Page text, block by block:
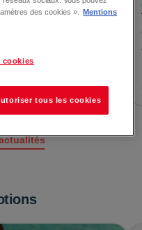
!
des cookies ».
Mentions
cookies
tous les cookies